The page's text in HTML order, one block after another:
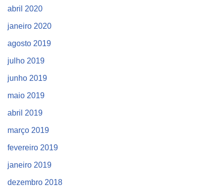
abril 2020
janeiro 2020
agosto 2019
julho 2019
junho 2019
maio 2019
abril 2019
março 2019
fevereiro 2019
janeiro 2019
dezembro 2018